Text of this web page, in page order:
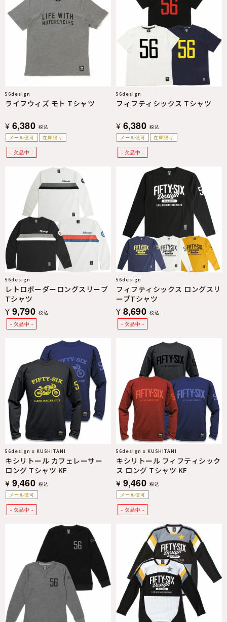
メール便可 在庫限り
56design
ライフウィズ モト Tシャツ
¥ 6,380 税込
メール便可
在庫限り
56design
フィフティシックス Tシャツ
¥ 6,380 税込
56design
レトロボーダーロングスリーブ
Tシャツ
¥ 9,790 税込
56design
フィフティシックス ロングスリ
ーブTシャツ
¥ 8,690 税込
メール便可
56design x KUSHITANI
キシリトール カフェレーサー
ロング Tシャツ KF
¥ 9,460 税込
メール便可
56design x KUSHITANI
キシリトール フィフティシック
ス ロング Tシャツ KF
¥ 9,460 税込